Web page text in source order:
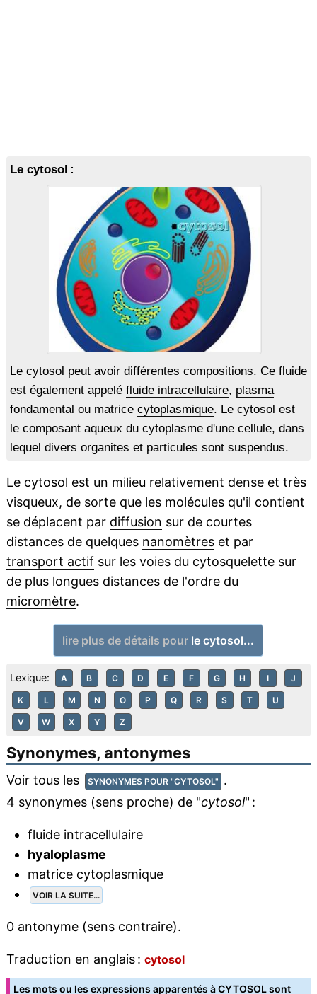
Le cytosol :
Le cytosol peut avoir différentes compositions. Ce fluide
est également appelé fluide intracellulaire, plasma
fondamental ou matrice cytoplasmique. Le cytosol est
le composant aqueux du cytoplasme d'une cellule, dans
lequel divers organites et particules sont suspendus.
Le cytosol est un milieu relativement dense et très
visqueux, de sorte que les molécules qu'il contient
se déplacent par diffusion sur de courtes
distances de quelques nanomètreset par
transport actif sur les voies du cytosquelette sur
de plus longues distances de l'ordre du
micromètre.
lire plus de détails pour le cytosol...
Lexique: A B C D E F G H I J
K L M N O P Q R S T U
V W X Y Z
Synonymes, antonymes
Voir tous les SYNONYMES POUR "CYTOSOL" .
4 synonymes (sens proche) de "cytosol" :
fluide intracellulaire
hyaloplasme
matrice cytoplasmique
VOIR LA SUITE...
0 antonyme (sens contraire).
Traduction en anglais : cytosol
Les mots ou les expressions apparentés à CYTOSOL sont